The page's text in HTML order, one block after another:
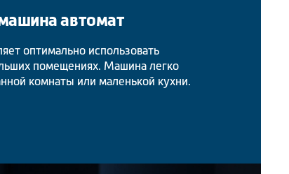
автомат
оптимально использовать
помещениях. Машина легко
комнаты или маленькой кухни.